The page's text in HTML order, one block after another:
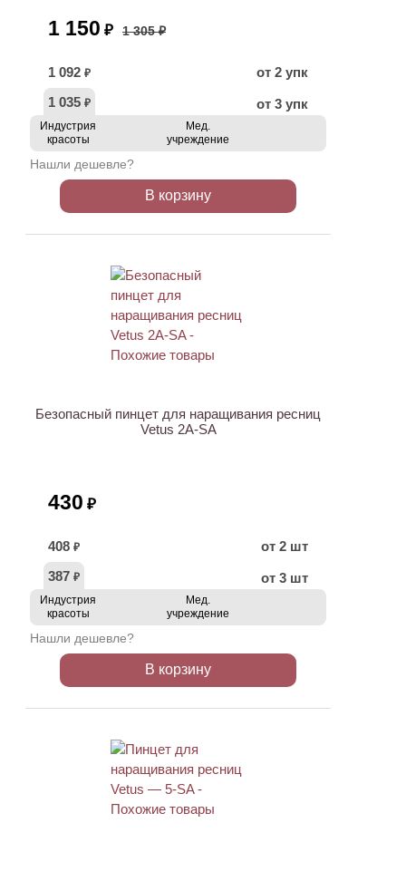
1 150 ₽ 1 305 ₽
1 092 ₽
от 2 упк
1 035 ₽ от 3 упк
Индустрия
красоты
Мед.
учреждение
Нашли дешевле?
В корзину
Безопасный пинцет для наращивания ресниц
Vetus 2A-SA
430 ₽
408 ₽
от 2 шт
387 ₽ от 3 шт
Индустрия
красоты
Мед.
учреждение
Нашли дешевле?
В корзину